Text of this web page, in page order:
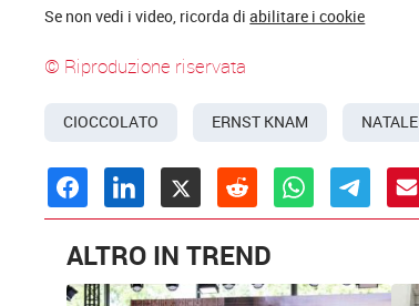
Se non vedi i video, ricorda diabilitare i cookie
© Riproduzione riservata
CIOCCOLATO ERNST KNAM NATALE
ALTRO IN TREND